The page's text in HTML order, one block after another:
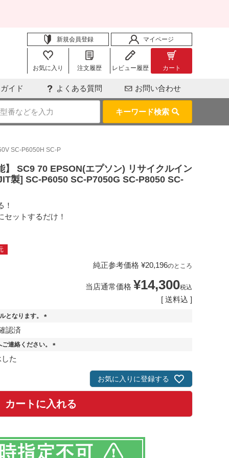
新規会員登録 マイページ
お気に入り 注文履歴 レビュー履歴 カート
イド よくある質問 お問い合わせ
キーワード検索
SC-P6050H SC-P
】 SC9 70 EPSON(エプソン) リサイクルイン
製] SC-P6050 SC-P7050G SC-P8050 SC-
！
ットするだけ！
純正参考価格 ¥20,196のところ
当店通常価格 ¥14,300税込
送料込
となります。
須
認済
連絡ください。
た
お気に入りに登録する
カートに入れる